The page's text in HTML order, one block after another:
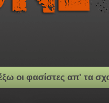
οι φασίστες απ' τα